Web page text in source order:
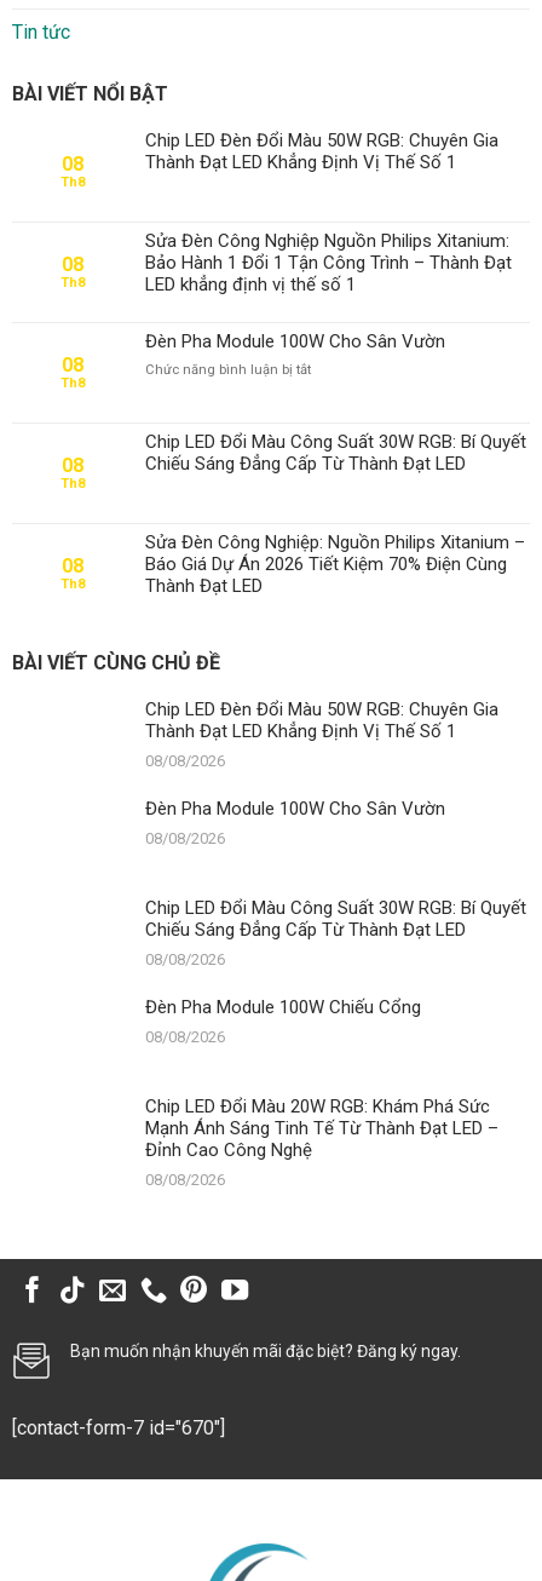
Tin tức
BÀI VIẾT NỔI BẬT
08
Th8
Chip LED Đèn Đổi Màu 50W RGB: Chuyên Gia
Thành Đạt LED Khẳng Định Vị Thế Số 1
08
Th8
Sửa Đèn Công Nghiệp Nguồn Philips Xitanium:
Bảo Hành 1 Đổi 1 Tận Công Trình – Thành Đạt
LED khẳng định vị thế số 1
08
Th8
Đèn Pha Module 100W Cho Sân Vườn
Chức năng bình luận bị tắtở
100W
Cho
08
Th8
Chip LED Đổi Màu Công Suất 30W RGB: Bí Quyết
Chiếu Sáng Đẳng Cấp Từ Thành Đạt LED
08
Th8
Sửa Đèn Công Nghiệp: Nguồn Philips Xitanium –
Báo Giá Dự Án 2026 Tiết Kiệm 70% Điện Cùng
Thành Đạt LED
BÀI VIẾT CÙNG CHỦ ĐỀ
Chip LED Đèn Đổi Màu 50W RGB: Chuyên Gia
Thành Đạt LED Khẳng Định Vị Thế Số 1
08/08/2026
Đèn Pha Module 100W Cho Sân Vườn
08/08/2026
Chip LED Đổi Màu Công Suất 30W RGB: Bí Quyết
Chiếu Sáng Đẳng Cấp Từ Thành Đạt LED
08/08/2026
Đèn Pha Module 100W Chiếu Cổng
08/08/2026
Chip LED Đổi Màu 20W RGB: Khám Phá Sức
Mạnh Ánh Sáng Tinh Tế Từ Thành Đạt LED –
Đỉnh Cao Công Nghệ
08/08/2026
Bạn muốn nhận khuyến mãi đặc biệt? Đăng ký ngay.
[contact-form-7 id="670"]